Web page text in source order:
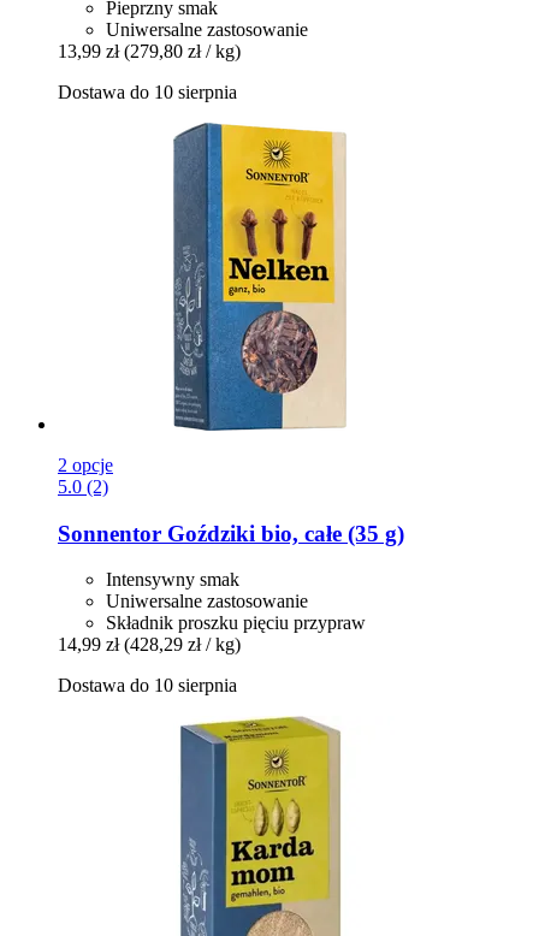
Pieprzny smak
Uniwersalne zastosowanie
13,99 zł (279,80 zł / kg)
Dostawa do 10 sierpnia
2 opcje
5.0 (2)
Sonnentor Goździki bio, całe (35 g)
Intensywny smak
Uniwersalne zastosowanie
Składnik proszku pięciu przypraw
14,99 zł (428,29 zł / kg)
Dostawa do 10 sierpnia